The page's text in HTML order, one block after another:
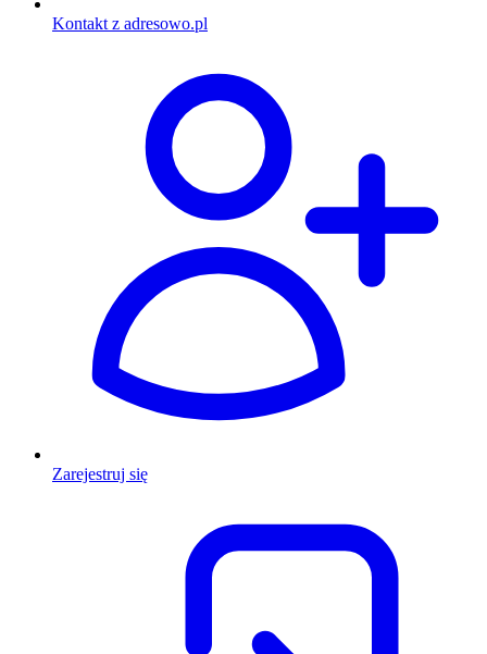
Kontakt z adresowo.pl
Zarejestruj się